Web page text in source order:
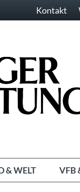
Kontakt
& WELT VFB